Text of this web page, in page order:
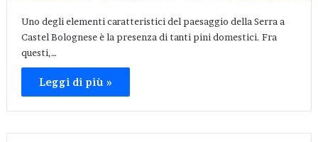
Uno degli elementi caratteristici del paesaggio della Serra a
Castel Bolognese è la presenza di tanti pini domestici. Fra
questi,…
Leggi di più »